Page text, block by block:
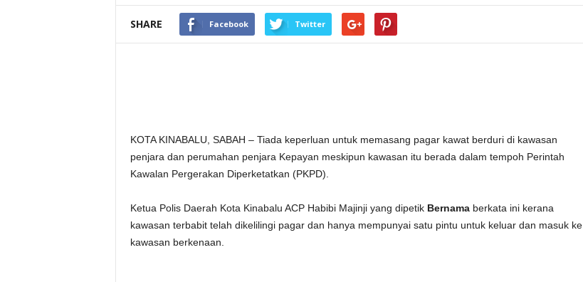
SHARE Facebook Twitter
KOTA KINABALU, SABAH – Tiada keperluan untuk memasang pagar kawat berduri di kawasan
penjara dan perumahan penjara Kepayan meskipun kawasan itu berada dalam tempoh Perintah
Kawalan Pergerakan Diperketatkan (PKPD).
Ketua Polis Daerah Kota Kinabalu ACP Habibi Majinji yang dipetik Bernamaberkata ini kerana
kawasan terbabit telah dikelilingi pagar dan hanya mempunyai satu pintu untuk keluar dan masuk ke
kawasan berkenaan.